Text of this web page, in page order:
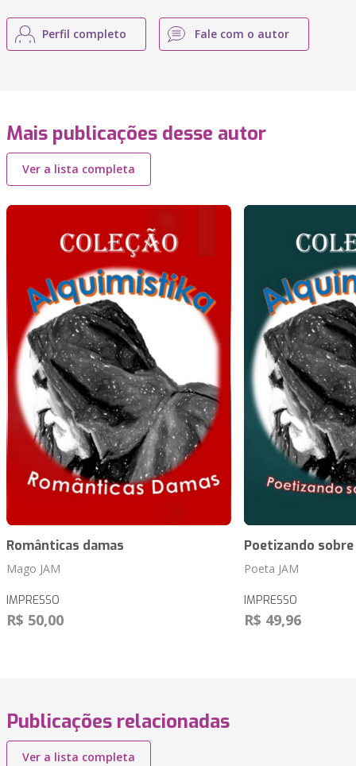
Perfil completo Fale com o autor
Mais publicações desse autor
Ver a lista completa
Românticas damas
Mago JAM
IMPRESSO
R$ 50,00
Poetizando sobre
Poeta JAM
IMPRESSO
R$ 49,96
Publicações relacionadas
Ver a lista completa